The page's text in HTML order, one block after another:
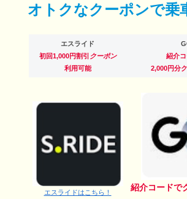
オトクなクーポンで乗
エスライド
初回1,000円割引 クーポン
利用可能
紹介
2,000円分
エスライドはこちら！
紹介コードで